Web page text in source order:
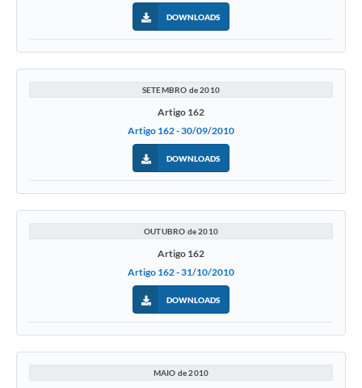
DOWNLOADS
SETEMBRO de 2010
Artigo 162
Artigo 162 - 30/09/2010
DOWNLOADS
OUTUBRO de 2010
Artigo 162
Artigo 162 - 31/10/2010
DOWNLOADS
MAIO de 2010